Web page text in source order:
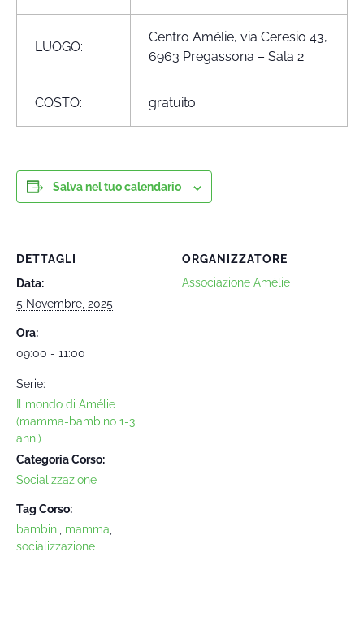
LUOGO:
Centro Amélie, via Ceresio 43,
6963 Pregassona – Sala 2
COSTO: gratuito
Salva nel tuo calendario
DETTAGLI
Data:
5 Novembre, 2025
Ora:
09:00 - 11:00
Serie:
Il mondo di Amélie
(mamma-bambino 1-3
anni)
Categoria Corso:
Socializzazione
Tag Corso:
bambini mamma
socializzazione
ORGANIZZATORE
Associazione Amélie